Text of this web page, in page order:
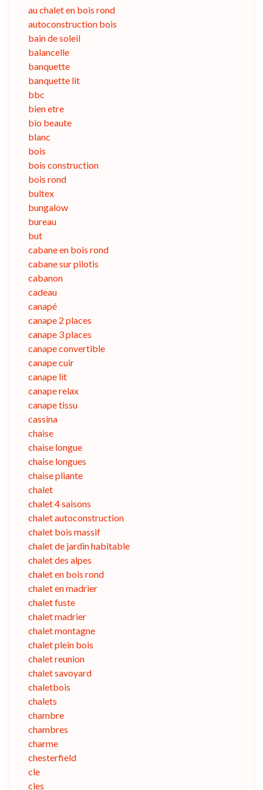
au chalet en bois rond
autoconstruction bois
bain de soleil
balancelle
banquette
banquette lit
bbc
bien etre
bio beaute
blanc
bois
bois construction
bois rond
bultex
bungalow
bureau
but
cabane en bois rond
cabane sur pilotis
cabanon
cadeau
canapé
canape 2 places
canape 3 places
canape convertible
canape cuir
canape lit
canape relax
canape tissu
cassina
chaise
chaise longue
chaise longues
chaise pliante
chalet
chalet 4 saisons
chalet autoconstruction
chalet bois massif
chalet de jardin habitable
chalet des alpes
chalet en bois rond
chalet en madrier
chalet fuste
chalet madrier
chalet montagne
chalet plein bois
chalet reunion
chalet savoyard
chaletbois
chalets
chambre
chambres
charme
chesterfield
cle
cles